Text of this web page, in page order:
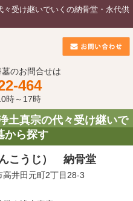
受け継いでいくの納骨堂・永代供
のお問合せは
464
時～17時
土真宗の代々受け継いで
から探す
こうじ） 納骨堂
高井田元町2丁目28-3